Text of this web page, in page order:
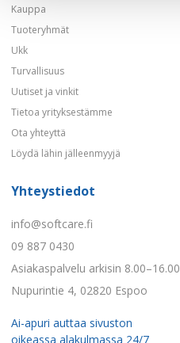
Kauppa
Tuoteryhmät
Ukk
Turvallisuus
Uutiset ja vinkit
Tietoa yrityksestämme
Ota yhteyttä
Löydä lähin jälleenmyyjä
Yhteystiedot
info@softcare.fi
09 887 0430
Asiakaspalvelu arkisin 8.00–16.00
Nupurintie 4, 02820 Espoo
Ai-apuri auttaa sivuston
oikeassa alakulmassa 24/7